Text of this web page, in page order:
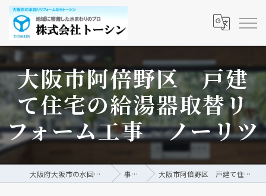
大阪市阿倍野区 戸建
て住宅の給湯器取替リ
フォーム工事 ノーリツ
大阪府大阪市の水回りリフォームなら株式会社トーシン 事例/ブログ 大阪市阿倍野区 戸建て住宅の給湯器取替リフォーム工事 ノーリツ